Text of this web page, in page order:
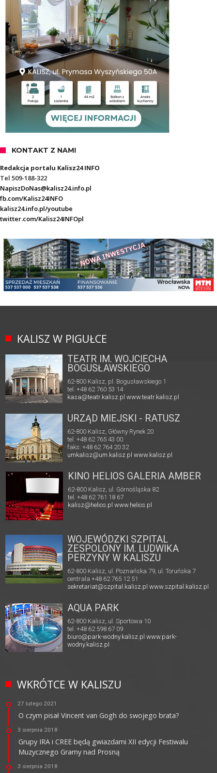
KONTAKT Z NAMI
Redakcja portalu Kalisz24 INFO
Tel 509-188-322
NapiszDoNas@kalisz24.info.pl
fb.com/Kalisz24INFO
kalisz24.info.pl/youtube
twitter.com/Kalisz24INFOpl
KALISZ W PIGUŁCE
TEATR IM. WOJCIECHA
BOGUSŁAWSKIEGO
62-800 Kalisz, pl. Bogusławskiego 1
tel. +48 62 760 53 14
kasa@teatr.kalisz.pl www.teatr.kalisz.pl
URZĄD MIEJSKI - RATUSZ
62-800 Kalisz, Główny Rynek 20
tel. +48 62 765 43 00
faks: +48 62 764 20 32
umkalisz@um.kalisz.plwww.kalisz.pl
KINO HELIOS GALERIA AMBER
62-800 Kalisz, ul. Górnośląska 82
tel. +48 62 761 18 67
kalisz@helios.pl www.helios.pl
WOJEWÓDZKI SZPITAL
ZESPOLONY IM. LUDWIKA
PERZYNY W KALISZU
62-800 Kalisz, ul. Poznańska 79, ul. Toruńska 7
centrala +48 62 765 12 51
sekretariat@szpital.kalisz.pl www.szpital.kalisz.pl
AQUA PARK
62-800 Kalisz, ul. Sportowa 10
tel. +48 62 598 67 09
biuro@park-wodny.kalisz.pl www.park-
wodny.kalisz.pl
WKRÓTCE W KALISZU
27 lutego 2021
O czym pisał Vincent van Gogh do swojego brata?
3 sierpnia 2018
Grupy IRA i CREE będą gwiazdami XII edycji Festiwalu
Muzycznego Gramy nad Prosną
3 sierpnia 2018